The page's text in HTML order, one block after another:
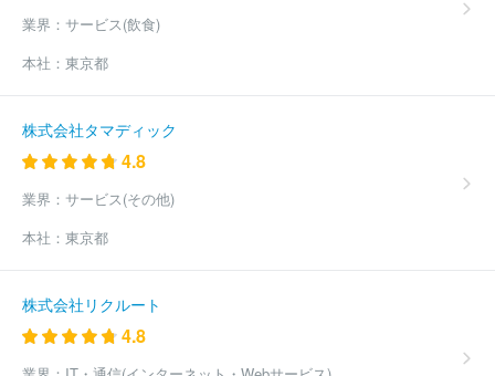
業界： サービス(飲食)
本社： 東京都
株式会社タマディック
4.8
業界： サービス(その他)
本社： 東京都
株式会社リクルート
4.8